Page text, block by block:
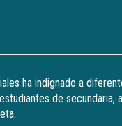
ha indignado a
de secundaria,